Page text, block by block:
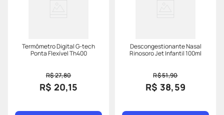
Termômetro Digital G-tech
Ponta Flexível Th400
R$ 27,80
R$ 20,15
Descongestionante Nasal
Rinosoro Jet Infantil 100ml
R$ 51,90
R$ 38,59